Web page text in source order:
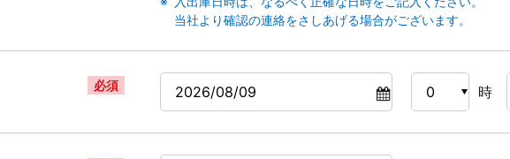
当社より確認の連絡をさしあげる場合がございます。
必須 時